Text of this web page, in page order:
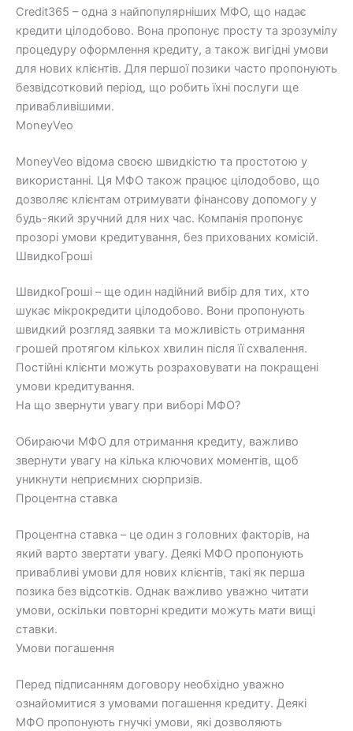
Credit365 – одна з найпопулярніших МФО, що надає
кредити цілодобово. Вона пропонує просту та зрозумілу
процедуру оформлення кредиту, а також вигідні умови
для нових клієнтів. Для першої позики часто пропонують
безвідсотковий період, що робить їхні послуги ще
привабливішими.
MoneyVeo
MoneyVeo відома своєю швидкістю та простотою у
використанні. Ця МФО також працює цілодобово, що
дозволяє клієнтам отримувати фінансову допомогу у
будь-який зручний для них час. Компанія пропонує
прозорі умови кредитування, без прихованих комісій.
ШвидкоГроші
ШвидкоГроші – ще один надійний вибір для тих, хто
шукає мікрокредити цілодобово. Вони пропонують
швидкий розгляд заявки та можливість отримання
грошей протягом кількох хвилин після її схвалення.
Постійні клієнти можуть розраховувати на покращені
умови кредитування.
На що звернути увагу при виборі МФО?
Обираючи МФО для отримання кредиту, важливо
звернути увагу на кілька ключових моментів, щоб
уникнути неприємних сюрпризів.
Процентна ставка
Процентна ставка – це один з головних факторів, на
який варто звертати увагу. Деякі МФО пропонують
привабливі умови для нових клієнтів, такі як перша
позика без відсотків. Однак важливо уважно читати
умови, оскільки повторні кредити можуть мати вищі
ставки.
Умови погашення
Перед підписанням договору необхідно уважно
ознайомитися з умовами погашення кредиту. Деякі
МФО пропонують гнучкі умови, які дозволяють